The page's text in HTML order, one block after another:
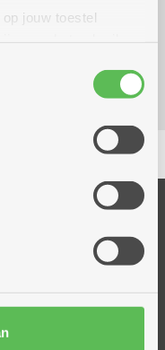
jouw toestel
nodig. Sommige
partijen die een
gebruik van onze
met andere